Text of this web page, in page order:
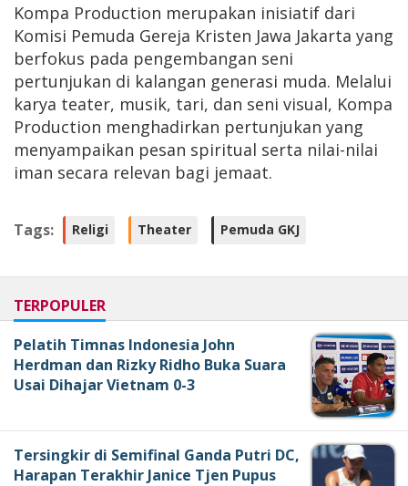
Kompa Production merupakan inisiatif dari
Komisi Pemuda Gereja Kristen Jawa Jakarta yang
berfokus pada pengembangan seni
pertunjukan di kalangan generasi muda. Melalui
karya teater, musik, tari, dan seni visual, Kompa
Production menghadirkan pertunjukan yang
menyampaikan pesan spiritual serta nilai-nilai
iman secara relevan bagi jemaat.
Tags: Religi Theater Pemuda GKJ
TERPOPULER
Pelatih Timnas Indonesia John
Herdman dan Rizky Ridho Buka Suara
Usai Dihajar Vietnam 0-3
Tersingkir di Semifinal Ganda Putri DC,
Harapan Terakhir Janice Tjen Pupus